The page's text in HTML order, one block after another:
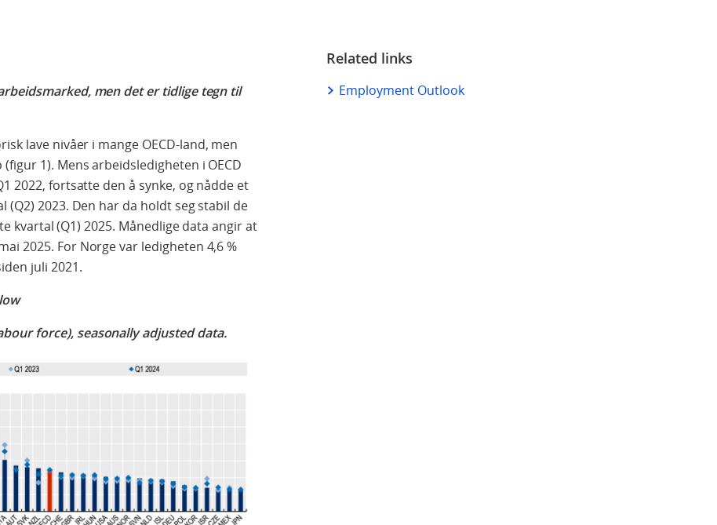
men det er tidlige tegn til
lave nivåer i mange OECD-land, men
1). Mens arbeidsledigheten i OECD
2022, fortsatte den å synke, og nådde et
(Q2) 2023. Den har da holdt seg stabil de
kvartal (Q1) 2025. Månedlige data angir at
2025. For Norge var ledigheten 4,6 %
juli 2021.
force), seasonally adjusted data.
Related links
Employment Outlook